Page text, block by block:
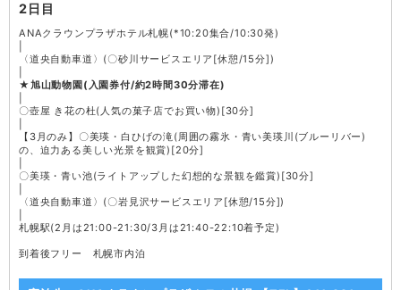
2日目
ANAクラウンプラザホテル札幌(*10:20集合/10:30発)
〈道央自動車道〉(〇砂川サービスエリア[休憩/15分])
★旭山動物園(入園券付/約2時間30分滞在)
〇壺屋 き花の杜(人気の菓子店でお買い物)[30分]
【3月のみ】〇美瑛・白ひげの滝(周囲の霧氷・青い美瑛川(ブルーリバー)
の、迫力ある美しい光景を観賞)[20分]
〇美瑛・青い池(ライトアップした幻想的な景観を鑑賞)[30分]
〈道央自動車道〉(〇岩見沢サービスエリア[休憩/15分])
札幌駅(2月は21:00-21:30/3月は21:40-22:10着予定)
到着後フリー 札幌市内泊